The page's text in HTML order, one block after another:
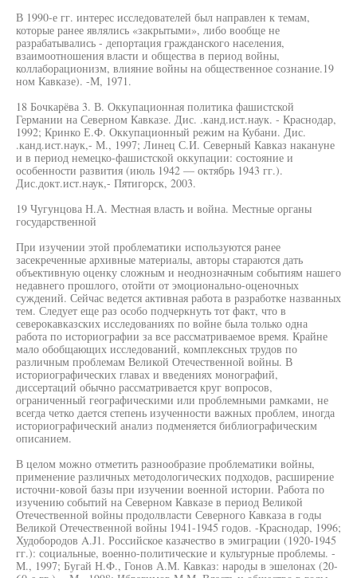
В 1990-е гг. интерес исследователей был направлен к темам,
которые ранее являлись «закрытыми», либо вообще не
разрабатывались - депортация гражданского населения,
взаимоотношения власти и общества в период войны,
коллаборационизм, влияние войны на общественное сознание.19
ном Кавказе). -М, 1971.
18 Бочкарёва 3. В. Оккупационная политика фашистской
Германии на Северном Кавказе. Дис. .канд.ист.наук. - Краснодар,
1992; Кринко Е.Ф. Оккупационный режим на Кубани. Дис.
.канд.ист.наук,- М., 1997; Линец С.И. Северный Кавказ накануне
и в период немецко-фашистской оккупации: состояние и
особенности развития (июль 1942 — октябрь 1943 гг.).
Дис.докт.ист.наук,- Пятигорск, 2003.
19 Чугунцова Н.А. Местная власть и война. Местные органы
государственной
При изучении этой проблематики используются ранее
засекреченные архивные материалы, авторы стараются дать
объективную оценку сложным и неоднозначным событиям нашего
недавнего прошлого, отойти от эмоционально-оценочных
суждений. Сейчас ведется активная работа в разработке названных
тем. Следует еще раз особо подчеркнуть тот факт, что в
северокавказских исследованиях по войне была только одна
работа по историографии за все рассматриваемое время. Крайне
мало обобщающих исследований, комплексных трудов по
различным проблемам Великой Отечественной войны. В
историографических главах и введениях монографий,
диссертаций обычно рассматривается круг вопросов,
ограниченный географическими или проблемными рамками, не
всегда четко дается степень изученности важных проблем, иногда
историографический анализ подменяется библиографическим
описанием.
В целом можно отметить разнообразие проблематики войны,
применение различных методологических подходов, расширение
источни-ковой базы при изучении военной истории. Работа по
изучению событий на Северном Кавказе в период Великой
Отечественной войны продолвласти Северного Кавказа в годы
Великой Отечественной войны 1941-1945 годов. -Краснодар, 1996;
Худобородов A.J1. Российское казачество в эмиграции (1920-1945
гг.): социальные, военно-политические и культурные проблемы. -
М., 1997; Бугай Н.Ф., Гонов А.М. Кавказ: народы в эшелонах (20-